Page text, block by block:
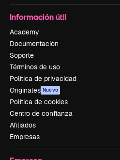
Información útil
Academy
Documentación
Soporte
Términos de uso
Política de privacidad
Originales Nuevo
Política de cookies
Centro de confianza
Afiliados
Empresas